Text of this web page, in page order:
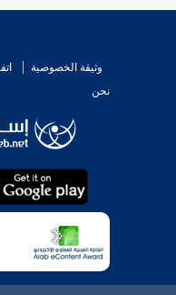
وثيقة الخصوصية
نحن